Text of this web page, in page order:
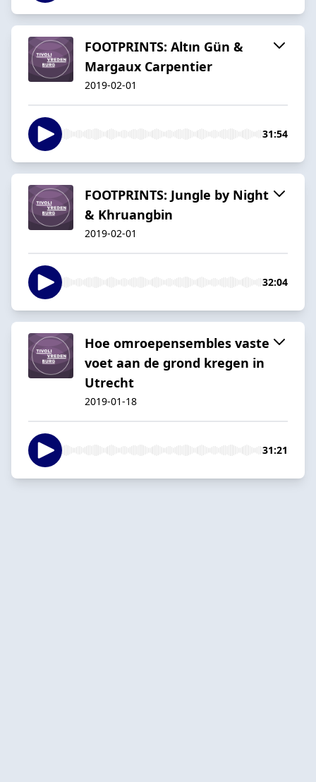
FOOTPRINTS: Altın Gün &
Margaux Carpentier
2019-02-01
31:54
FOOTPRINTS: Jungle by Night
& Khruangbin
2019-02-01
32:04
Hoe omroepensembles vaste
voet aan de grond kregen in
Utrecht
2019-01-18
31:21